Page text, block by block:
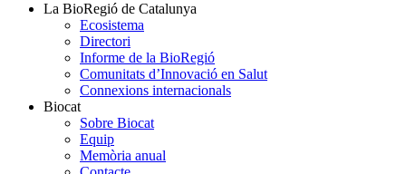
La BioRegió de Catalunya
Ecosistema
Directori
Informe de la BioRegió
Comunitats d’Innovació en Salut
Connexions internacionals
Biocat
Sobre Biocat
Equip
Memòria anual